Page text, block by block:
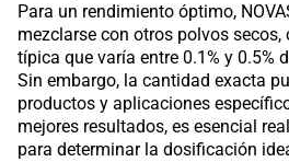
Para un rendimiento óptimo,
mezclarse con otros polvos
típica que varía entre 0.1% y 0.5%
Sin embargo, la cantidad exacta
productos y aplicaciones
mejores resultados, es esencial
para determinar la dosificación